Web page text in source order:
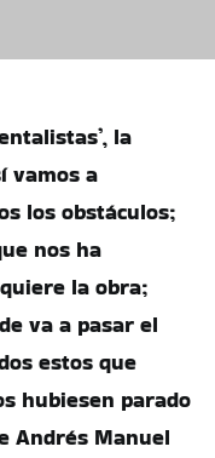
la
vamos a
los obstáculos;
nos ha
la obra;
va a pasar el
estos que
hubiesen parado
Andrés Manuel